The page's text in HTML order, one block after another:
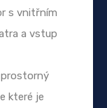
s vnitřním
a vstup
prostorný
které je